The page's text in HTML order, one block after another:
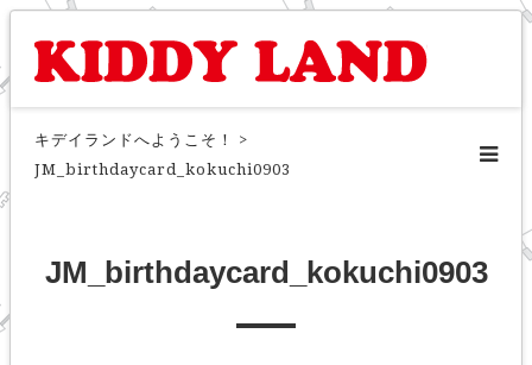
キデイランドへようこそ！
>
JM_birthdaycard_kokuchi0903
JM_birthdaycard_kokuchi0903